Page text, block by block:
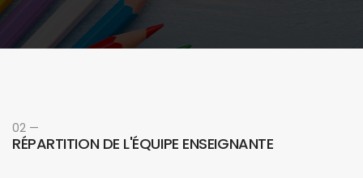
02 —
RÉPARTITION DE L'ÉQUIPE ENSEIGNANTE